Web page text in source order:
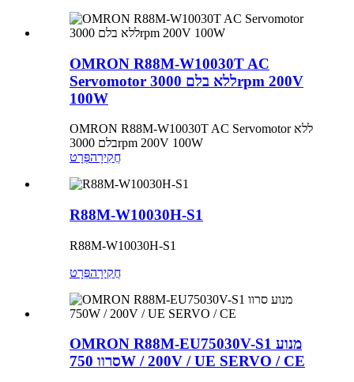
OMRON R88M-W10030T AC
Servomotor ללא בלם 3000rpm 200V
100W
OMRON R88M-W10030T AC Servomotor ללא
בלם 3000rpm 200V 100W
חֲקִירָהפְּרָט
R88M-W10030H-S1
R88M-W10030H-S1
חֲקִירָהפְּרָט
OMRON R88M-EU75030V-S1 מנוע
סרוו 750W / 200V / UE SERVO / CE